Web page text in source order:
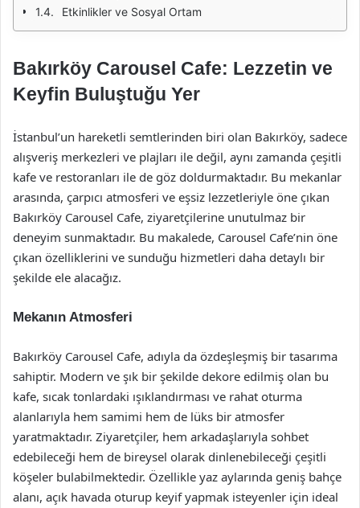
Etkinlikler ve Sosyal Ortam
Bakırköy Carousel Cafe: Lezzetin ve
Keyfin Buluştuğu Yer
İstanbul’un hareketli semtlerinden biri olan Bakırköy, sadece
alışveriş merkezleri ve plajları ile değil, aynı zamanda çeşitli
kafe ve restoranları ile de göz doldurmaktadır. Bu mekanlar
arasında, çarpıcı atmosferi ve eşsiz lezzetleriyle öne çıkan
Bakırköy Carousel Cafe, ziyaretçilerine unutulmaz bir
deneyim sunmaktadır. Bu makalede, Carousel Cafe’nin öne
çıkan özelliklerini ve sunduğu hizmetleri daha detaylı bir
şekilde ele alacağız.
Mekanın Atmosferi
Bakırköy Carousel Cafe, adıyla da özdeşleşmiş bir tasarıma
sahiptir. Modern ve şık bir şekilde dekore edilmiş olan bu
kafe, sıcak tonlardaki ışıklandırması ve rahat oturma
alanlarıyla hem samimi hem de lüks bir atmosfer
yaratmaktadır. Ziyaretçiler, hem arkadaşlarıyla sohbet
edebileceği hem de bireysel olarak dinlenebileceği çeşitli
köşeler bulabilmektedir. Özellikle yaz aylarında geniş bahçe
alanı, açık havada oturup keyif yapmak isteyenler için ideal